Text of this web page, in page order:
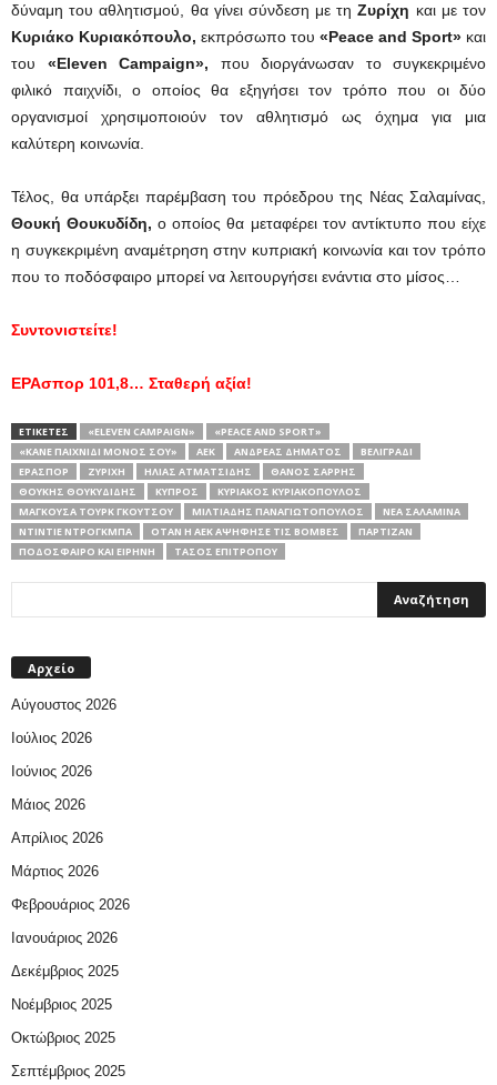
δύναμη του αθλητισμού, θα γίνει σύνδεση με τηΖυρίχη και με τον
Κυριάκο Κυριακόπουλο, εκπρόσωπο του «Peace and Sport» και
του «Eleven Campaign», που διοργάνωσαν το συγκεκριμένο
φιλικό παιχνίδι, ο οποίος θα εξηγήσει τον τρόπο που οι δύο
οργανισμοί χρησιμοποιούν τον αθλητισμό ως όχημα για μια
καλύτερη κοινωνία.
Τέλος, θα υπάρξει παρέμβαση του πρόεδρου της Νέας Σαλαμίνας,
Θουκή Θουκυδίδη, ο οποίος θα μεταφέρει τον αντίκτυπο που είχε
η συγκεκριμένη αναμέτρηση στην κυπριακή κοινωνία και τον τρόπο
που το ποδόσφαιρο μπορεί να λειτουργήσει ενάντια στο μίσος…
Συντονιστείτε!
ΕΡΑσπορ 101,8… Σταθερή αξία!
ΕΤΙΚΕΤΕΣ «ELEVEN CAMPAIGN»
«PEACE AND SPORT»
«ΚΆΝΕ ΠΑΙΧΝΊΔΙ ΜΌΝΟΣ ΣΟΥ»
ΑΕΚ ΑΝΔΡΈΑΣ ΔΗΜΆΤΟΣ
ΒΕΛΙΓΡΆΔΙ
ΕΡΑΣΠΟΡ
ΖΥΡΊΧΗ ΗΛΊΑΣ ΑΤΜΑΤΣΊΔΗΣ
ΘΆΝΟΣ ΣΑΡΡΉΣ
ΘΟΥΚΉΣ ΘΟΥΚΥΔΊΔΗΣ
ΚΎΠΡΟΣ
ΚΥΡΙΆΚΟΣ ΚΥΡΙΑΚΌΠΟΥΛΟΣ
ΜΑΓΚΟΎΣΑ ΤΟΥΡΚ ΓΚΟΥΤΣΟΎ
ΜΙΛΤΙΆΔΗΣ ΠΑΝΑΓΙΩΤΌΠΟΥΛΟΣ
ΝΈΑ ΣΑΛΑΜΊΝΑ
ΝΤΙΝΤΙΈ ΝΤΡΟΓΚΜΠΆ
ΌΤΑΝ Η ΑΕΚ ΑΨΉΦΗΣΕ ΤΙΣ ΒΌΜΒΕΣ
ΠΑΡΤΙΖΆΝ
ΠΟΔΌΣΦΑΙΡΟ ΚΑΙ ΕΙΡΉΝΗ
ΤΆΣΟΣ ΕΠΙΤΡΌΠΟΥ
Αρχείο
Αύγουστος 2026
Ιούλιος 2026
Ιούνιος 2026
Μάιος 2026
Απρίλιος 2026
Μάρτιος 2026
Φεβρουάριος 2026
Ιανουάριος 2026
Δεκέμβριος 2025
Νοέμβριος 2025
Οκτώβριος 2025
Σεπτέμβριος 2025